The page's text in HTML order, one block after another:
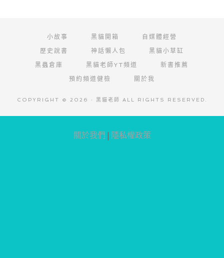
小故事 黑貓開箱
自媒體經營
歷史說書
神話懶人包
黑貓小草缸
黑蟲倉庫
黑貓老師YT頻道
新書推薦
預約頻道健檢
關於我
COPYRIGHT © 2026 · 黑貓老師 ALL RIGHTS RESERVED.
關於我們 | 隱私權政策